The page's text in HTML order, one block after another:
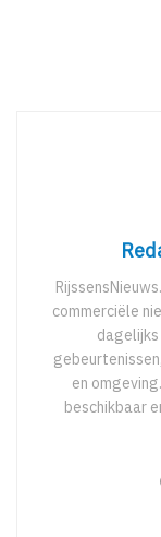
commerciële
en
beschikbaar